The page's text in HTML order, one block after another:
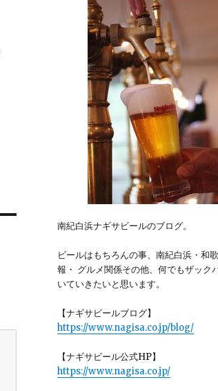
南紀白浜ナギサビールのブログ。
ビールはもちろんの事、南紀白浜・和
報・ グルメ関係その他、何でもザック
いていきたいと思います。
【ナギサビールブログ】
https://www.nagisa.co.jp/blog/
【ナギサビール公式HP】
https://www.nagisa.co.jp/